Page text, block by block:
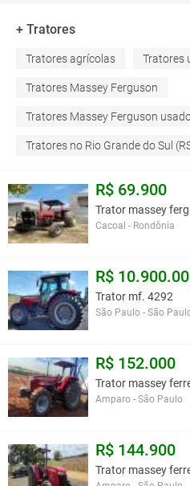
+ Tratores
Tratores agrícolas Tratores
Tratores Massey Ferguson
Tratores Massey Ferguson
Tratores no Rio Grande do Sul
R$ 69.900
Trator massey
Cacoal - Rondônia
R$
Trator mf. 4292
São Paulo - São
R$ 152.000
Trator massey
Amparo - São Paulo
R$ 144.900
Trator massey